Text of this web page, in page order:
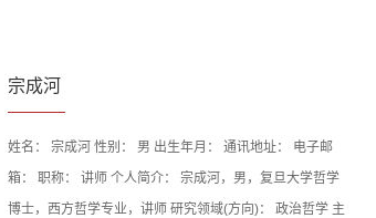
宗成河
姓名： 宗成河 性别： 男 出生年月： 通讯地址： 电子邮
箱： 职称： 讲师 个人简介： 宗成河，男，复旦大学哲学
博士，西方哲学专业，讲师 研究领域(方向)： 政治哲学 主